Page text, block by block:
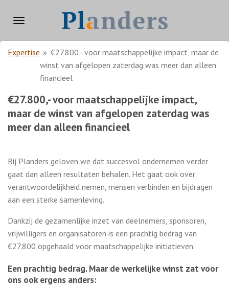
direct
de
hoofdinhoud
Expertise » €27.800,- voor maatschappelijke impact, maar de
winst van afgelopen zaterdag was meer dan alleen
financieel
€27.800,- voor maatschappelijke impact,
maar de winst van afgelopen zaterdag was
meer dan alleen financieel
Bij Planders geloven we dat succesvol ondernemen verder
gaat dan alleen resultaten behalen. Het gaat ook over
verantwoordelijkheid nemen, mensen verbinden en bijdragen
aan een sterke samenleving.
Dankzij de gezamenlijke inzet van deelnemers, sponsoren,
vrijwilligers en organisatoren is een prachtig bedrag van
€27.800 opgehaald voor maatschappelijke initiatieven.
Een prachtig bedrag. Maar de werkelijke winst zat voor
ons ook ergens anders: